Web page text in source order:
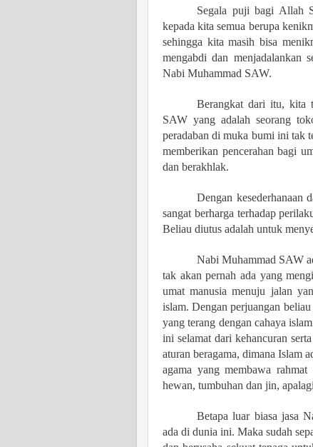
Segala puji bagi Allah
kepada kita semua berupa
sehingga kita masih bisa
mengabdi dan menjadalankan
Nabi Muhammad SAW.
Berangkat dari itu, kita
SAW yang adalah seorang
peradaban di muka bumi ini tak
memberikan pencerahan bagi
dan berakhlak.
Dengan kesederhanaan
sangat berharga terhadap
Beliau diutus adalah untuk
Nabi Muhammad SAW
tak akan pernah ada yang
umat manusia menuju jalan
islam. Dengan perjuangan
yang terang dengan cahaya
ini selamat dari kehancuran
aturan beragama, dimana Islam
agama yang membawa rahmat
hewan, tumbuhan dan jin,
Betapa luar biasa jasa
ada di dunia ini. Maka sudah